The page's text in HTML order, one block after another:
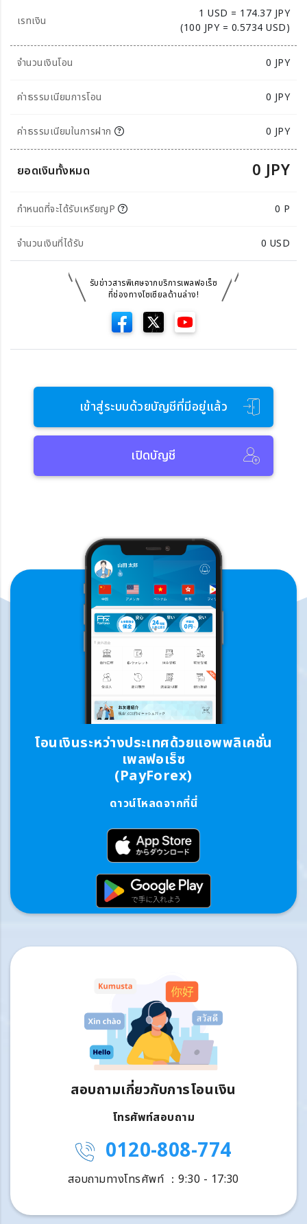
เรทเงิน
1 USD = 174.37 JPY
(100 JPY = 0.5734 USD)
จำนวนเงินโอน 0 JPY
ค่าธรรมเนียมการโอน 0 JPY
ค่าธรรมเนียมในการฝาก 0 JPY
ยอดเงินทั้งหมด 0 JPY
กำหนดที่จะได้รับเหรียญP 0 P
จำนวนเงินที่ได้รับ 0 USD
รับข่าวสารพิเศษจากบริการเพลฟอเร็ซ
ที่ช่องทางโซเซียลด้านล่าง!
เข้าสู่ระบบด้วยบัญชีที่มีอยู่แล้ว
เปิดบัญชี
โอนเงินระหว่างประเทศด้วยแอพพลิเคชั่น
เพลฟอเร็ซ
(PayForex)
ดาวน์โหลดจากที่นี่
สอบถามเกี่ยวกับการโอนเงิน
โทรศัพท์สอบถาม
0120-808-774
สอบถามทางโทรศัพท์ ：9:30 - 17:30